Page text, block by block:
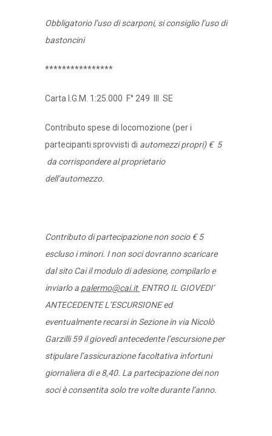
Obbligatorio l’uso di scarponi, si consiglio l’uso di
bastoncini
****************
Carta I.G.M. 1:25.000 F° 249 III SE
Contributo spese di locomozione (per i
partecipanti sprovvisti di automezzi propri) € 5
da corrispondere al proprietario
Contributo di partecipazione non socio € 5
escluso i minori. I non soci dovranno scaricare
dal sito Cai il modulo di adesione, compilarlo e
inviarlo a palermo@cai.it ENTRO IL GIOVEDI’
ANTECEDENTE L’ESCURSIONE ed
eventualmente recarsi in Sezione in via Nicolò
Garzilli 59 il giovedì antecedente l’escursione per
stipulare l’assicurazione facoltativa infortuni
giornaliera di e 8,40. La partecipazione dei non
soci è consentita solo tre volte durante l’anno.